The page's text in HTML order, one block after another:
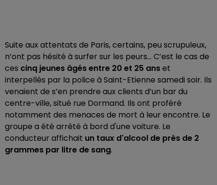
Suite aux attentats de Paris, certains, peu scrupuleux,
n’ont pas hésité à surfer sur les peurs… C’est le cas de
ces cinq jeunes âgés entre 20 et 25 anset
interpellés par la police à Saint-Etienne samedi soir. Ils
venaient de s’en prendre aux clients d’un bar du
centre-ville, situé rue Dormand. Ils ont proféré
notamment des menaces de mort à leur encontre. Le
groupe a été arrêté à bord d'une voiture. Le
conducteur affichait un taux d'alcool de près de 2
grammes par litre de sang.